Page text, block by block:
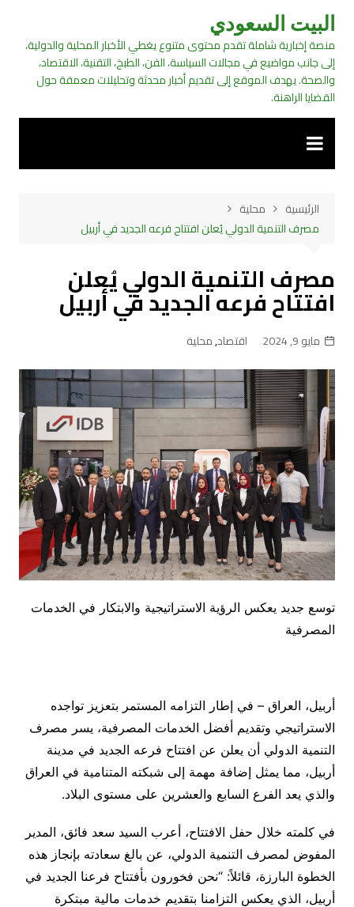
التجاوز
المحتوى
البيت السعودي
منصة إخبارية شاملة تقدم محتوى متنوع يغطي الأخبار المحلية والدولية،
إلى جانب مواضيع في مجالات السياسة، الفن، الطبخ، التقنية، الاقتصاد،
والصحة. يهدف الموقع إلى تقديم أخبار محدثة وتحليلات معمقة حول
القضايا الراهنة.
الرئيسية
محلية
مصرف التنمية الدولي يُعلن افتتاح فرعه الجديد في أربيل
مصرف التنمية الدولي يُعلن
افتتاح فرعه الجديد في أربيل
مايو 9, 2024 اقتصاد,محلية
توسع جديد يعكس الرؤية الاستراتيجية والابتكار في الخدمات
المصرفية
أربيل، العراق – في إطار التزامه المستمر بتعزيز تواجده
الاستراتيجي وتقديم أفضل الخدمات المصرفية، يسر مصرف
التنمية الدولي أن يعلن عن افتتاح فرعه الجديد في مدينة
أربيل، مما يمثل إضافة مهمة إلى شبكته المتنامية في العراق
والذي يعد الفرع السابع والعشرين على مستوى البلاد.
في كلمته خلال حفل الافتتاح، أعرب السيد سعد فائق، المدير
المفوض لمصرف التنمية الدولي، عن بالغ سعادته بإنجاز هذه
الخطوة البارزة، قائلاً: “نحن فخورون بأفتتاح فرعنا الجديد في
أربيل، الذي يعكس التزامنا بتقديم خدمات مالية مبتكرة